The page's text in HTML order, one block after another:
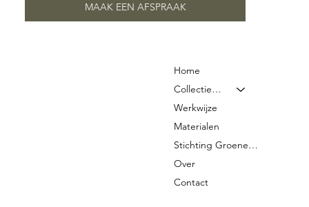
Home
Collectie & Prijzen
Werkwijze
Materialen
Stichting Groene Graven
Over
Contact
MAAK EEN AFSPRAAK